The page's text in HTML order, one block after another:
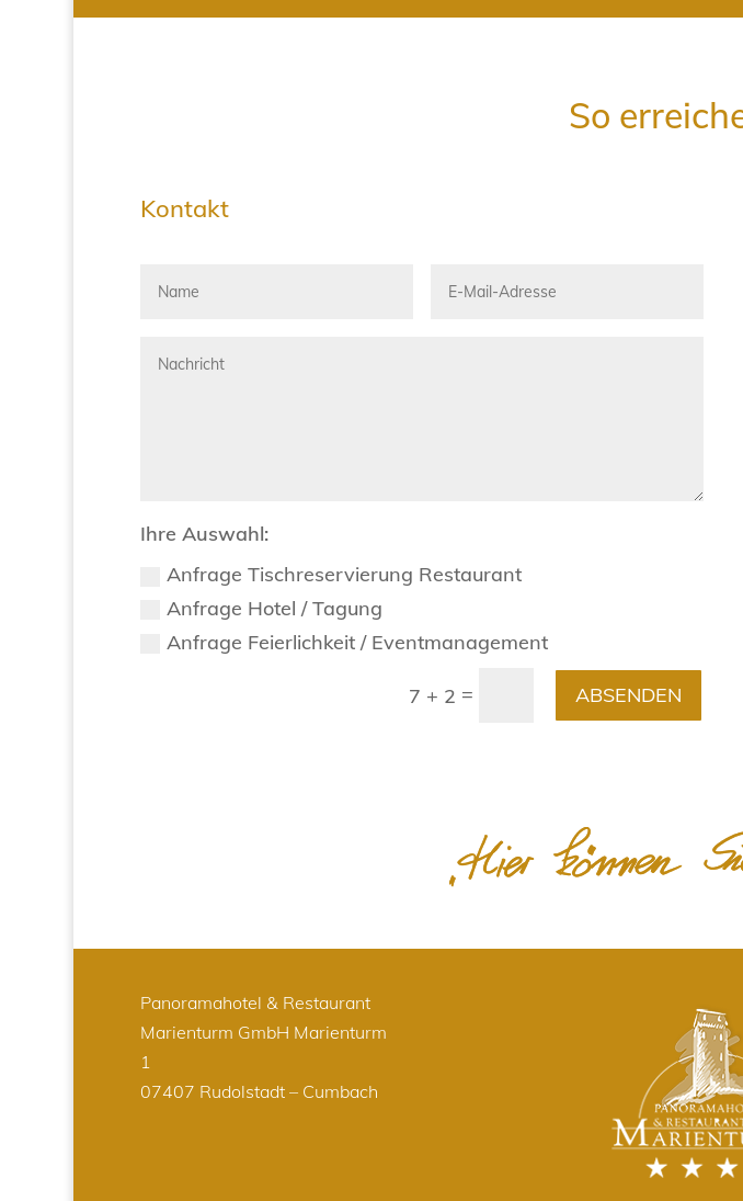
So
Kontakt
Ihre Auswahl:
Anfrage Tischreservierung Restaurant
Anfrage Hotel / Tagung
Anfrage Feierlichkeit / Eventmanagement
7 + 2 = ABSENDEN
Panoramahotel & Restaurant
Marienturm GmbH Marienturm
1
07407 Rudolstadt – Cumbach